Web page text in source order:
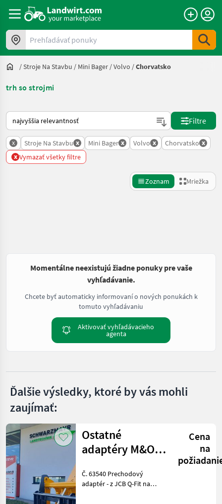
Prehľadávať ponuky
/Stroje Na Stavbu / Mini Bager /Volvo /Chorvatsko
trh so strojmi
Takto sa vykonáva triedenie na Landwirt.com
Filtre
x Stroje Na Stavbu x Mini Bager x Volvo x Chorvatsko x
x Vymazať všetky filtre
Zoznam Mriežka
Momentálne neexistujú žiadne ponuky pre vaše
vyhľadávanie.
Chcete byť automaticky informovaní o nových ponukách k
tomuto vyhľadávaniu
Aktivovať vyhľadávacieho
agenta
Ďalšie výsledky, ktoré by vás mohli
zaujímať:
Ostatné
adaptéry M&O
kompatibilné s
EURO
Cena
na
Č. 63540 Prechodový
adaptér - z JCB Q-Fit na